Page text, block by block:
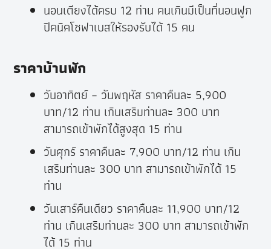
นอนเตียงได้ครบ 12 ท่าน คนเกินมีเป็นที่นอนฟูก
ปิคนิคโซฟาเบสให้รองรับได้ 15 คน
ราคาบ้านพัก
วันอาทิตย์ – วันพฤหัส ราคาคืนละ 5,900
บาท/12 ท่าน เกินเสริมท่านละ 300 บาท
สามารถเข้าพักได้สูงสุด 15 ท่าน
วันศุกร์ ราคาคืนละ 7,900 บาท/12 ท่าน เกิน
เสริมท่านละ 300 บาท สามารถเข้าพักได้ 15
ท่าน
วันเสาร์คืนเดียว ราคาคืนละ 11,900 บาท/12
ท่าน เกินเสริมท่านละ 300 บาท สามารถเข้าพัก
ได้ 15 ท่าน